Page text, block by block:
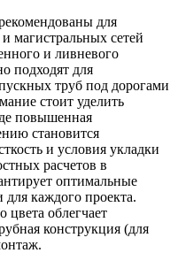
для
магистральных сетей
и ливневого
подходят для
труб под дорогами
стоит уделить
повышенная
становится
и условия укладки
расчетов в
оптимальные
для каждого проекта.
цвета облегчает
конструкция (для